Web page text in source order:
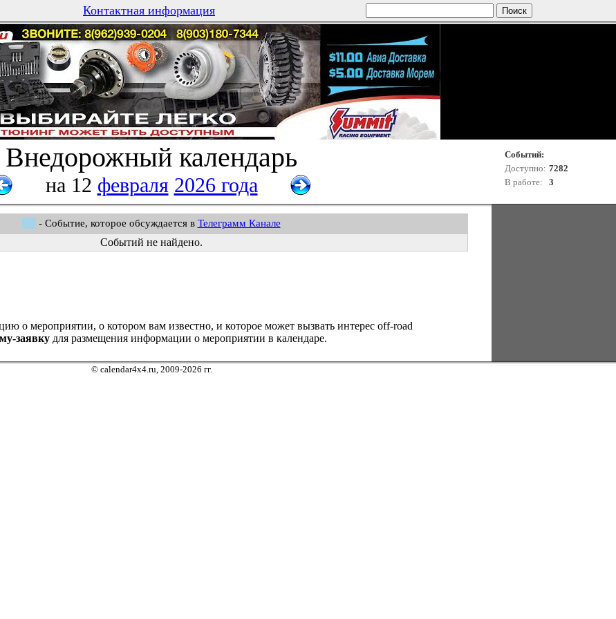
Контактная информация
Внедорожный календарь
на 12 февраля 2026 года
Событий:
Доступно: 7282
В работе:
3
- Событие, которое обсуждается в Телеграмм Канале
Событий не найдено.
о мероприятии, о котором вам известно, и которое может вызвать интерес оff-road
заявкудля размещения информации о мероприятии в календаре.
© calendar4x4.ru, 2009-2026 гг.